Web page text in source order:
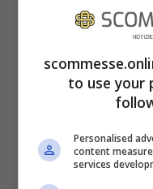
to use your
Personalised
content
services